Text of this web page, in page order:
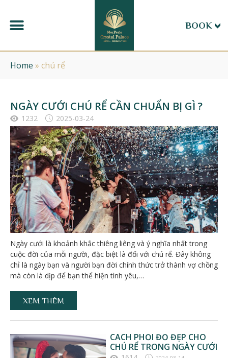
BOOK
Home » chú rể
NGÀY CƯỚI CHÚ RỂ CẦN CHUẨN BỊ GÌ ?
1232 2025-03-24
Ngày cưới là khoảnh khắc thiêng liêng và ý nghĩa nhất trong
cuộc đời của mỗi người, đặc biệt là đối với chú rể. Đây không
chỉ là ngày bạn và người bạn đời chính thức trở thành vợ chồng
mà còn là dịp để bạn thể hiện tình yêu,…
XEM THÊM
CÁCH PHỐI ĐỒ ĐẸP CHO
CHÚ RỂ TRONG NGÀY CƯỚI